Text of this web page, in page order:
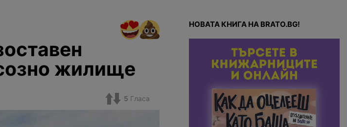
жилище
5 Гласа
НОВАТА КНИГА НА BRATO.BG!